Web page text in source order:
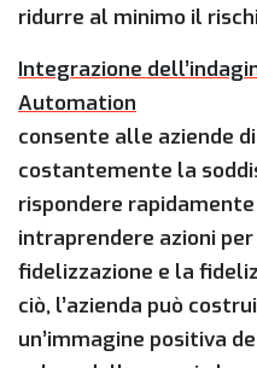
ridurre al minimo il
Integrazione
Automation
consente alle aziende
costantemente la
rispondere
intraprendere azioni
fidelizzazione e la
ciò, l’azienda può
un’immagine positiva